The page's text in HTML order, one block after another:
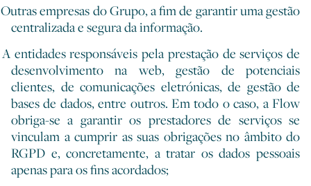
Outras empresas do Grupo, a fim de garantir uma gestão
centralizada e segura da informação.
A entidades responsáveis pela prestação de serviços de
desenvolvimento na web, gestão de potenciais
clientes, de comunicações eletrónicas, de gestão de
bases de dados, entre outros. Em todo o caso, a Flow
obriga-se a garantir os prestadores de serviços se
vinculam a cumprir as suas obrigações no âmbito do
RGPD e, concretamente, a tratar os dados pessoais
apenas para os fins acordados;